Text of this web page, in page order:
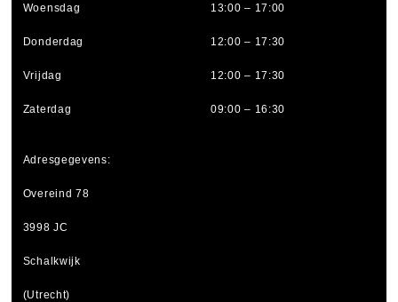
Woensdag 13:00 – 17:00
Donderdag 12:00 – 17:30
Vrijdag 12:00 – 17:30
Zaterdag 09:00 – 16:30
Adresgegevens:
Overeind 78
3998 JC
Schalkwijk
(Utrecht)